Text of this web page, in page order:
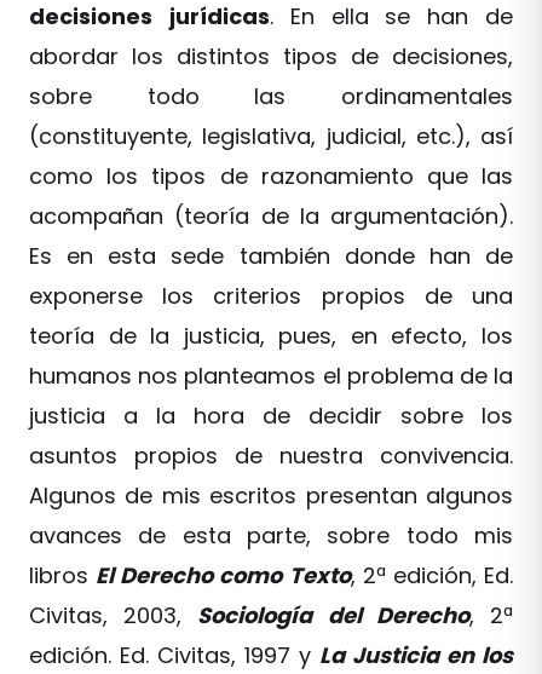
decisiones
jurídicas. En ella se han de
abordar los distintos tipos de decisiones,
sobre todo las ordinamentales
(constituyente, legislativa, judicial, etc.), así
como los tipos de razonamiento que las
acompañan (teoría de la argumentación).
Es en esta sede también donde han de
exponerse los criterios propios de una
teoría de la justicia, pues, en efecto, los
humanos nos planteamos el problema de la
justicia a la hora de decidir sobre los
asuntos propios de nuestra convivencia.
Algunos de mis escritos presentan algunos
avances de esta parte, sobre todo mis
libros El Derecho como Texto, 2ª edición, Ed.
Civitas, 2003, Sociología del Derecho, 2ª
edición. Ed. Civitas, 1997 y La Justicia en los